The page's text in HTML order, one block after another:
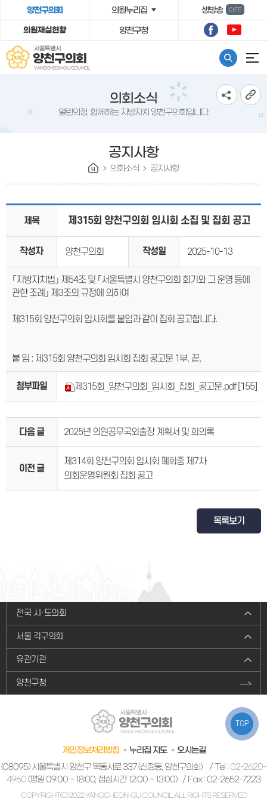
º»¹®¹ٷΰ¡±â
양천구의회 의원누리집 생방송 OFF
의원재실현황 양천구청
서울특별시
양천구의회
YANGCHEON-GU COUNCIL
의회소식
열린의정, 함께하는 지방자치 양천구의회입니다.
공지사항
의회소식 공지사항
제목 제315회 양천구의회 임시회 소집 및 집회 공고
작성자 양천구의회 작성일 2025-10-13
「지방자치법」 제54조 및 「서울특별시 양천구의회 회기와 그 운영 등에
관한 조례」 제3조의 규정에 의하여
제315회 양천구의회 임시회를 붙임과 같이 집회 공고합니다.
붙 임 : 제315회 양천구의회 임시회 집회 공고문 1부. 끝.
첨부파일 제315회_양천구의회_임시회_집회_공고문.pdf [155]
다음 글 2025년 의원공무국외출장 계획서 및 회의록
이전 글
제314회 양천구의회 임시회 폐회중 제7차
의회운영위원회 집회 공고
목록보기
전국 시·도의회
서울 각구의회
유관기관
양천구청
TOP
서울특별시
양천구의회
YANGCHEON-GU COUNCIL
개인정보처리방침 누리집 지도
오시는길
(08095) 서울특별시 양천구 목동서로 337 (신정동, 양천구의회)
/ Tel : 02-2620-
4960 (평일 09:00 ~ 18:00, 점심시간 12:00 ~ 13:00) / Fax : 02-2652-7223
COPYRIGHT(C) 2022 YANGCHEON-GU COUNCIL. ALL RIGHTS RESERVED